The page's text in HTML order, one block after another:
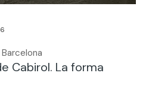
Cabirol. La forma